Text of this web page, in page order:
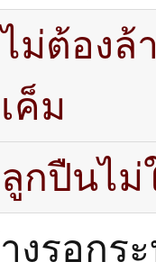
ไม่ต้องล้
เค็ม
ลูกปืนไม่
งรอกร